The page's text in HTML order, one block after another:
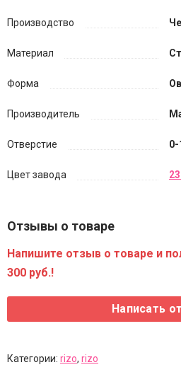
Производство
Материал
Форма
Производитель
Отверстие
Цвет завода
Отзывы о товаре
Напишите отзыв о товаре и
300 руб.!
Категории: rizo, rizo